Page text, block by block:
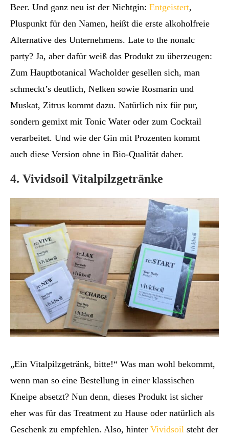
Beer. Und ganz neu ist der Nichtgin: Entgeistert,
Pluspunkt für den Namen, heißt die erste alkoholfreie
Alternative des Unternehmens. Late to the nonalc
party? Ja, aber dafür weiß das Produkt zu überzeugen:
Zum Hauptbotanical Wacholder gesellen sich, man
schmeckt’s deutlich, Nelken sowie Rosmarin und
Muskat, Zitrus kommt dazu. Natürlich nix für pur,
sondern gemixt mit Tonic Water oder zum Cocktail
verarbeitet. Und wie der Gin mit Prozenten kommt
auch diese Version ohne in Bio-Qualität daher.
4. Vividsoil Vitalpilzgetränke
„Ein Vitalpilzgetränk, bitte!“ Was man wohl bekommt,
wenn man so eine Bestellung in einer klassischen
Kneipe absetzt? Nun denn, dieses Produkt ist sicher
eher was für das Treatment zu Hause oder natürlich als
Geschenk zu empfehlen. Also, hinter Vividsoil steht der